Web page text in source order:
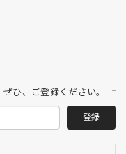
ひ、ご登録ください。
登録